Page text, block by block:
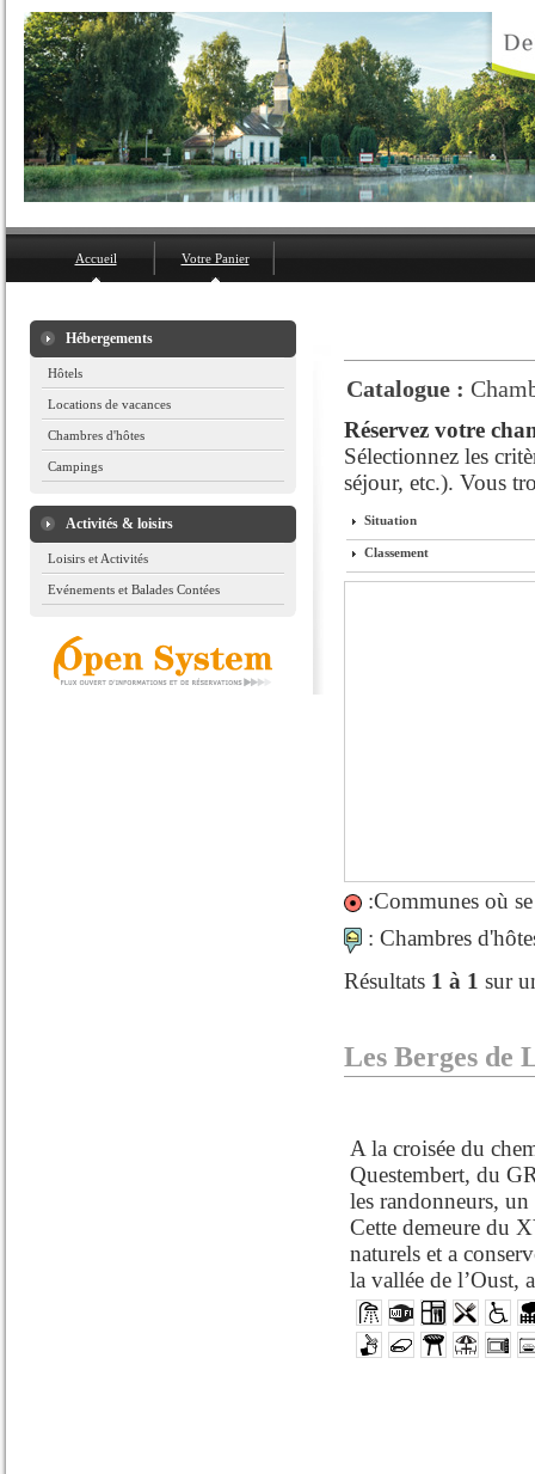
Accueil Votre Panier
Hébergements
Hôtels
Locations de vacances
Chambres d'hôtes
Campings
Activités & loisirs
Loisirs et Activités
Evénements et Balades Contées
Catalogue :
Réservez votre
Sélectionnez les
séjour, etc.). Vous
Situation
Classement
:Communes où
: Chambres
Résultats 1 à 1 sur
Les Berges de
A la croisée du
Questembert, du
les randonneurs,
Cette demeure du
naturels et a
la vallée de l’Oust,